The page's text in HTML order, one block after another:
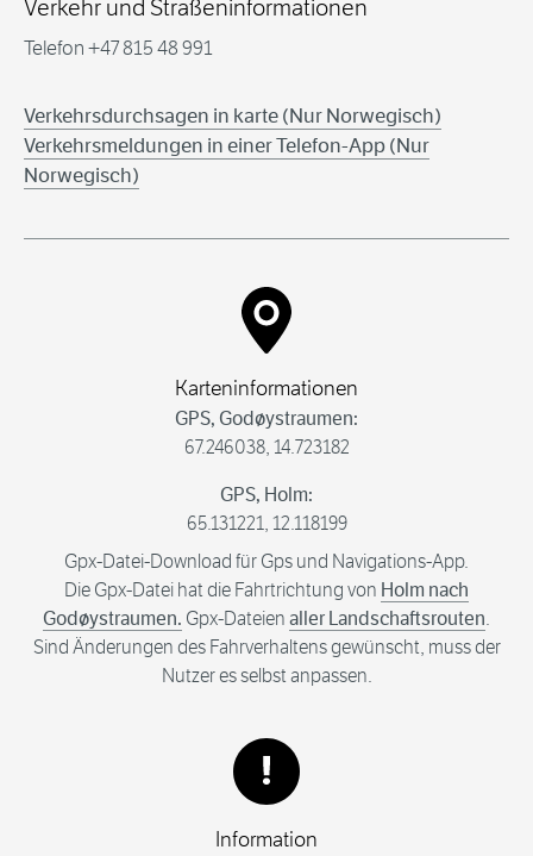
Verkehr und Straßeninformationen
Telefon +47 815 48 991
Verkehrsdurchsagen in karte (Nur Norwegisch)
Verkehrsmeldungen in einer Telefon-App (Nur
Norwegisch)
Karteninformationen
GPS, Godøystraumen:
67.246038, 14.723182
GPS, Holm:
65.131221, 12.118199
Gpx-Datei-Download für Gps und Navigations-App.
Die Gpx-Datei hat die Fahrtrichtung von Holm nach
Godøystraumen. Gpx-Dateien aller Landschaftsrouten.
Sind Änderungen des Fahrverhaltens gewünscht, muss der
Nutzer es selbst anpassen.
Information